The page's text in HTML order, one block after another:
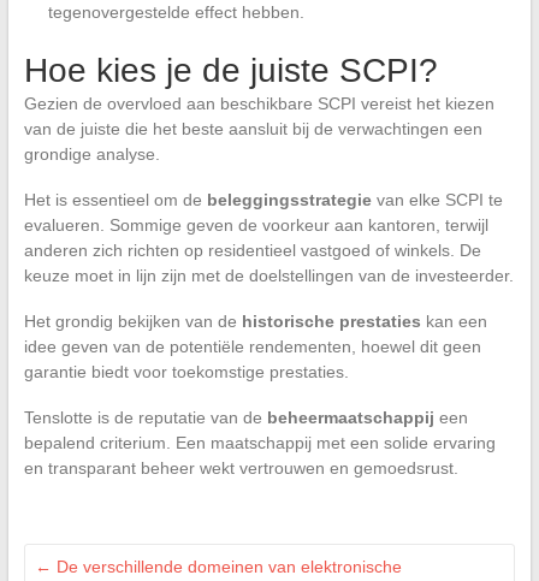
tegenovergestelde effect hebben.
Hoe kies je de juiste SCPI?
Gezien de overvloed aan beschikbare SCPI vereist het kiezen
van de juiste die het beste aansluit bij de verwachtingen een
grondige analyse.
Het is essentieel om de beleggingsstrategievan elke SCPI te
evalueren. Sommige geven de voorkeur aan kantoren, terwijl
anderen zich richten op residentieel vastgoed of winkels. De
keuze moet in lijn zijn met de doelstellingen van de investeerder.
Het grondig bekijken van de historische prestaties kan een
idee geven van de potentiële rendementen, hoewel dit geen
garantie biedt voor toekomstige prestaties.
Tenslotte is de reputatie van de beheermaatschappij een
bepalend criterium. Een maatschappij met een solide ervaring
en transparant beheer wekt vertrouwen en gemoedsrust.
← De verschillende domeinen van elektronische